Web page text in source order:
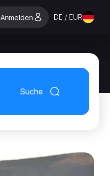
Anmelden DE / EUR
Suche